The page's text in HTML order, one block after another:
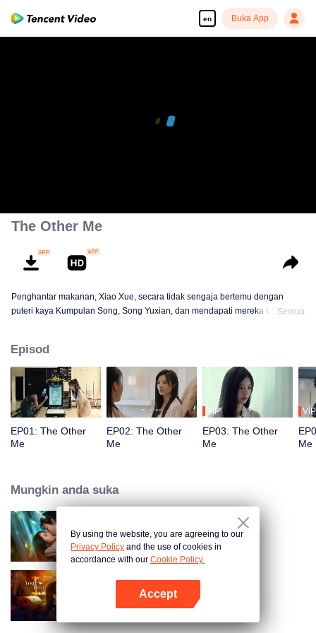
en Buka App
The Other Me
Penghantar makanan, Xiao Xue, secara tidak sengaja bertemu dengan
puteri kaya Kumpulan Song, Song Yuxian, dan mendapati mereka berdua
terhadap satu sama lain. Sementara itu, suami Song Yuxian, Xia Qingyang,
yang juga CEO Kumpulan Song, kelihatan penuh dengan kebimbangan,
seolah-olah dia sudah mengetahui rahsia tentang Xiao Xue.
Semua
Episod
EP01: The Other
Me
EP02: The Other
Me
VIP
EP03: The Other
Me
VIP
Me
Mungkin anda suka
Loving The Lie
Your Trap
By using the website, you are agreeing to our
Privacy Policy and the use of cookies in
accordance with our Cookie Policy.
Accept